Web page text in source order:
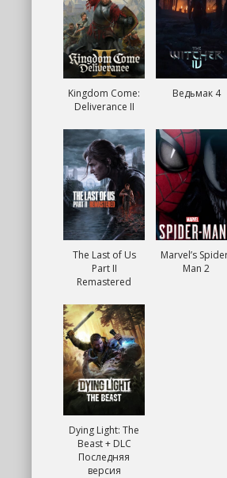
Kingdom Come:
Deliverance II
Ведьмак 4
The Last of Us
Part II
Remastered
Marvel’s
Man 2
Dying Light: The
Beast + DLC
Последняя
версия